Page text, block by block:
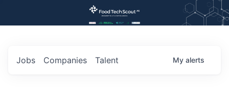
Jobs Companies Talent My alerts